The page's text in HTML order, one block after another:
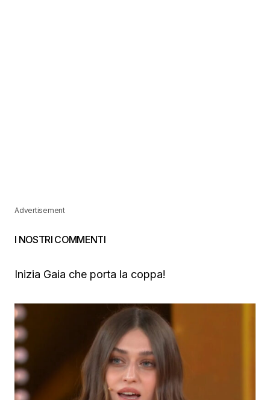
Advertisement
I NOSTRI COMMENTI
Inizia Gaia che porta la coppa!